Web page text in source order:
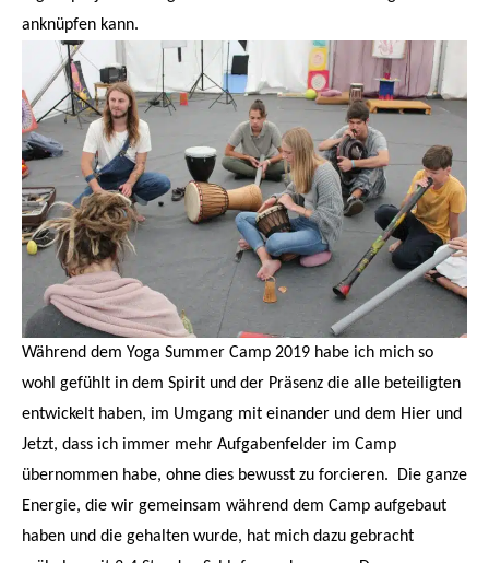
anknüpfen kann.
Während dem Yoga Summer Camp 2019 habe ich mich so
wohl gefühlt in dem Spirit und der Präsenz die alle beteiligten
entwickelt haben, im Umgang mit einander und dem Hier und
Jetzt, dass ich immer mehr Aufgabenfelder im Camp
übernommen habe, ohne dies bewusst zu forcieren. Die ganze
Energie, die wir gemeinsam während dem Camp aufgebaut
haben und die gehalten wurde, hat mich dazu gebracht